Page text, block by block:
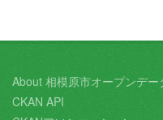
About 相模原市オープンデー
CKAN API